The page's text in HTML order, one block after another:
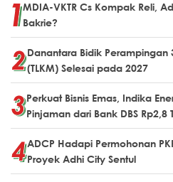
MDIA-VKTR Cs Kompak Reli,
Bakrie?
Danantara Bidik Perampingan
(TLKM) Selesai pada 2027
Perkuat Bisnis Emas, Indika
Pinjaman dari Bank DBS Rp2,8
ADCP Hadapi Permohonan
Proyek Adhi City Sentul